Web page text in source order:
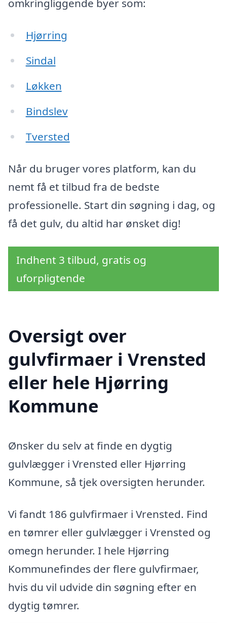
Hjørring
Sindal
Løkken
Bindslev
Tversted
Når du bruger vores platform, kan du
nemt få et tilbud fra de bedste
professionelle. Start din søgning i dag, og
få det gulv, du altid har ønsket dig!
Indhent 3 tilbud, gratis og
uforpligtende
Oversigt over
gulvfirmaer i Vrensted
eller hele Hjørring
Kommune
Ønsker du selv at finde en dygtig
gulvlægger i Vrensted eller Hjørring
Kommune, så tjek oversigten herunder.
Vi fandt 186 gulvfirmaer i Vrensted. Find
en tømrer eller gulvlægger i Vrensted og
omegn herunder. I hele Hjørring
Kommunefindes der flere gulvfirmaer,
hvis du vil udvide din søgning efter en
dygtig tømrer.